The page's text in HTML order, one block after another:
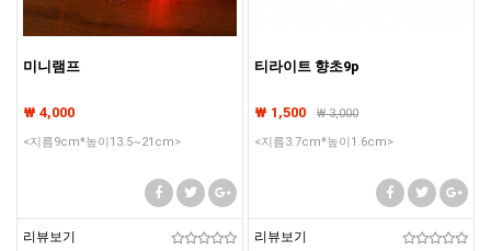
미니램프
₩ 4,000
<지름9cm*높이13.5~21cm>
리뷰보기
티라이트 향초9p
₩ 1,500 ₩3,000
<지름3.7cm*높이1.6cm>
리뷰보기